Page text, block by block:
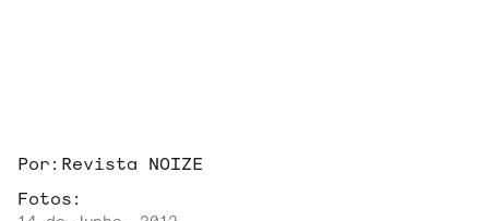
Por: Revista NOIZE
Fotos: